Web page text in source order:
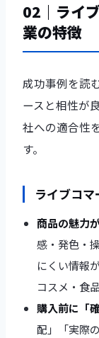
02｜ライ
業の特徴
成功事例を読
ースと相性が
社への適合性
す。
ライブコ
商品の魅力
感・発色・
にくい情報
コスメ・食
購入前に「
配」「実際